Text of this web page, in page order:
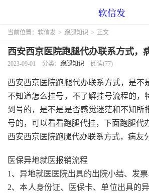
当前位置： 软信发 > 跑腿知识 > 正文
西安西京医院跑腿代办联系方式，
2023-09-01 分类： 跑腿知识 阅读(77)
西安西京医院跑腿代办联系方式，是不
不知道怎么挂号，不了解挂号流程的，
到号的，是不是是否感觉迷茫和不知所
号的，可以看看跑腿代挂，下面跑腿代
西安西京医院跑腿代办联系方式，病友
医保异地就医报销流程
1、异地就医医院出具的出院小结、发
2、本人身份证、医保卡、单位出具的